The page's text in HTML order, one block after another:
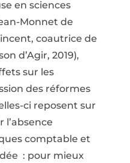
en sciences
Monnet de
coautrice de
d’Agir, 2019),
sur les
des réformes
ci reposent sur
l’absence
comptable et
: pour mieux